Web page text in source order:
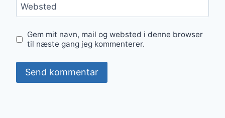
Websted
Gem mit navn, mail og websted i denne browser
til næste gang jeg kommenterer.